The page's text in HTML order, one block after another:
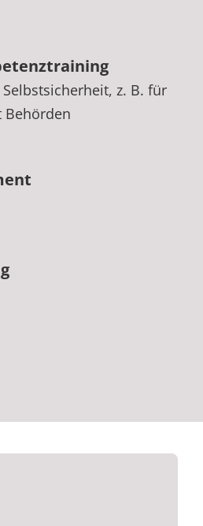
z. B. für
Behörden